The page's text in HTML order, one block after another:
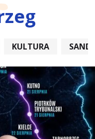
KULTURA